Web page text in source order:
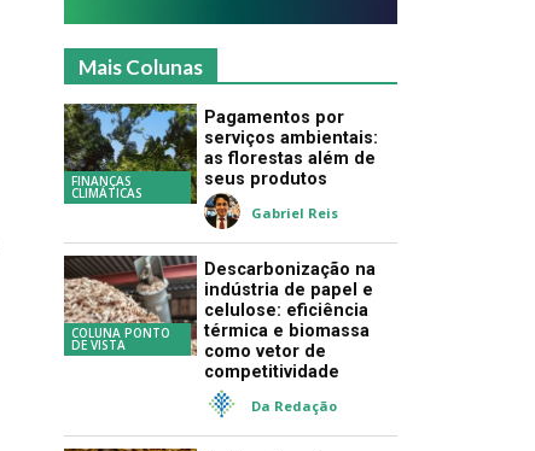
Mais Colunas
FINANÇAS
CLIMÁTICAS
Pagamentos por
serviços ambientais:
as florestas além de
seus produtos
Gabriel Reis
COLUNA PONTO
DE VISTA
Descarbonização na
indústria de papel e
celulose: eficiência
térmica e biomassa
como vetor de
competitividade
Da Redação